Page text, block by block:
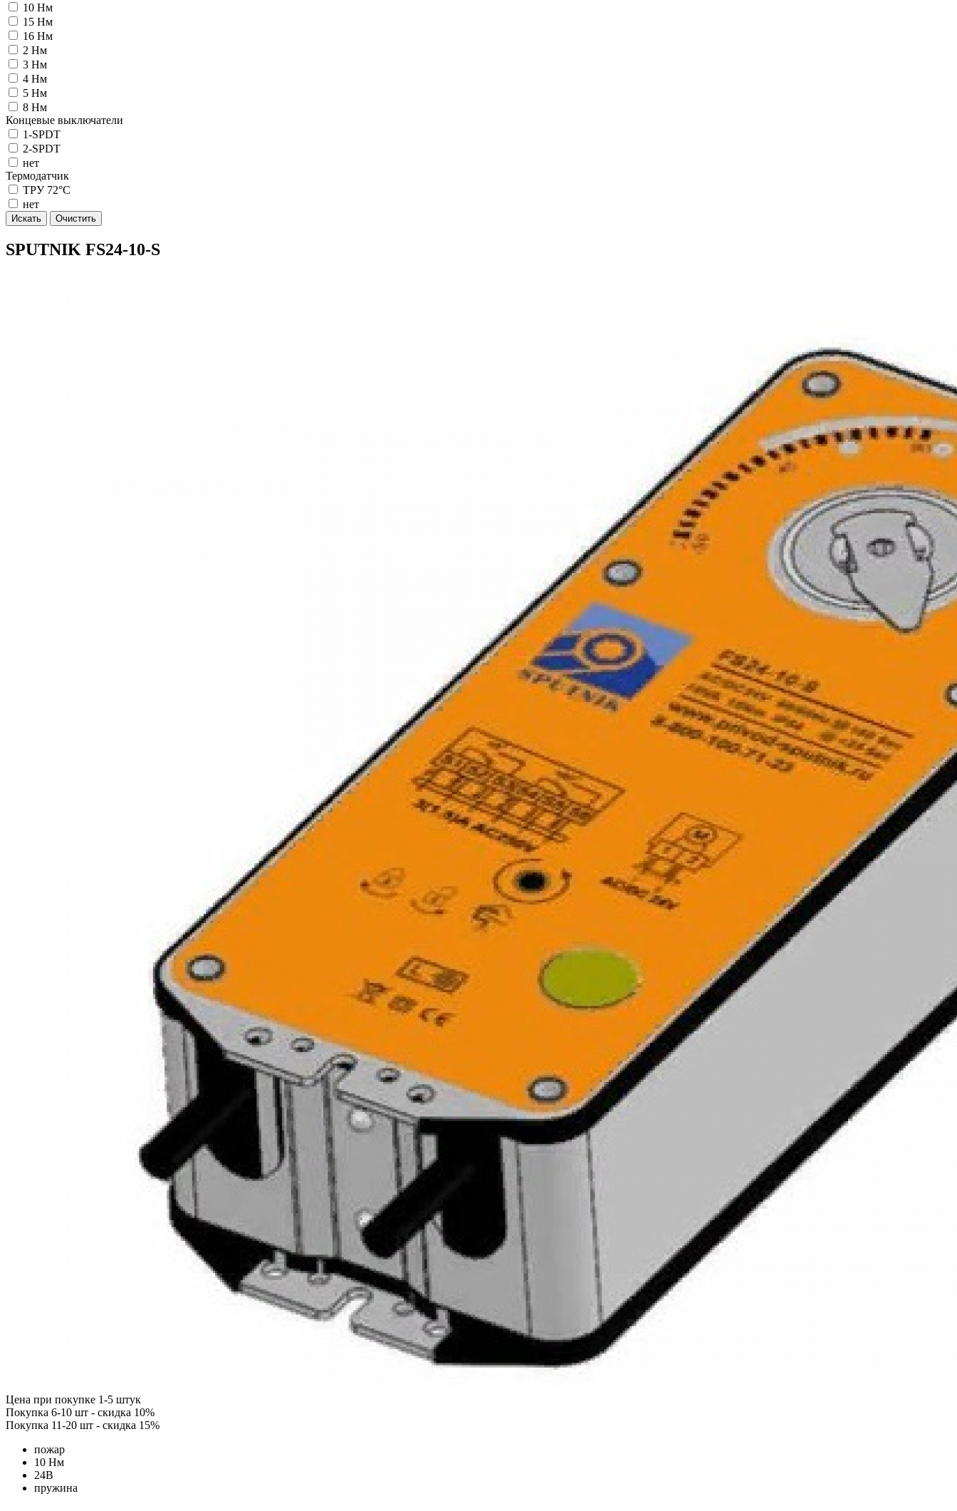
10 Нм
15 Нм
16 Нм
2 Нм
3 Нм
4 Нм
5 Нм
8 Нм
Концевые выключатели
1-SPDT
2-SPDT
нет
Термодатчик
ТРУ 72°С
нет
Искать Очистить
SPUTNIK FS24-10-S
Цена при покупке 1-5 штук
Покупка 6-10 шт - скидка 10%
Покупка 11-20 шт - скидка 15%
пожар
10 Нм
24В
пружина